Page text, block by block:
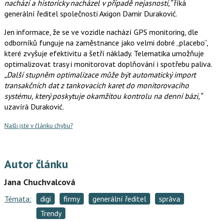
nachází a historicky nacházel v případě nejasností,“říká
generální ředitel společnosti Axigon Damir Duraković.
Jen informace, že se ve vozidle nachází GPS monitoring, dle
odborníků funguje na zaměstnance jako velmi dobré „placebo“,
které zvyšuje efektivitu a šetří náklady. Telematika umožňuje
optimalizovat trasy i monitorovat doplňování i spotřebu paliva.
„Další stupněm optimalizace může být automatický import
transakčních dat z tankovacích karet do monitorovacího
systému, který poskytuje okamžitou kontrolu na denní bázi,“
uzavírá Duraković.
Našli jste v článku chybu?
Autor článku
Jana Chuchvalcová
Témata: digi firmy generální ředitel
správa
Trendy